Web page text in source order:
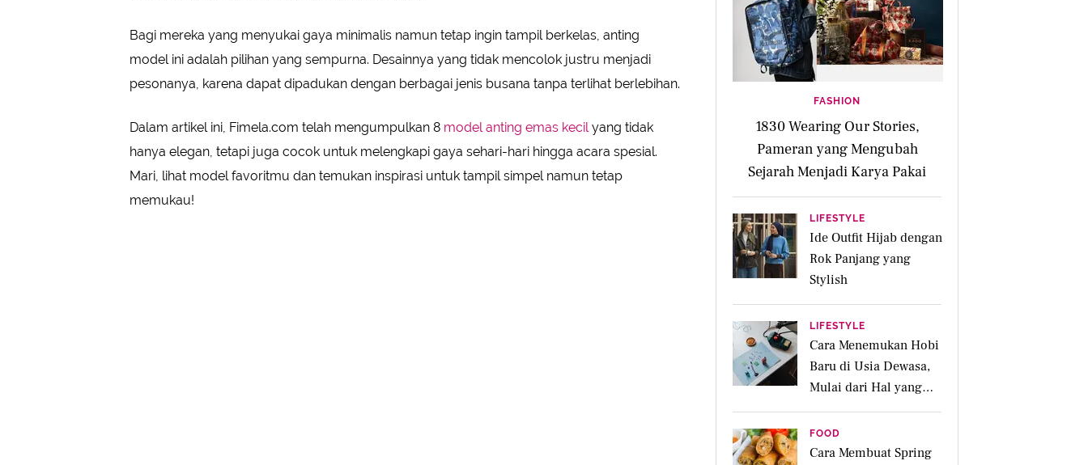
Bagi mereka yang menyukai gaya minimalis namun tetap ingin tampil berkelas, anting
model ini adalah pilihan yang sempurna. Desainnya yang tidak mencolok justru menjadi
pesonanya, karena dapat dipadukan dengan berbagai jenis busana tanpa terlihat berlebihan.
Dalam artikel ini, Fimela.com telah mengumpulkan 8 model anting emas kecil yang tidak
hanya elegan, tetapi juga cocok untuk melengkapi gaya sehari-hari hingga acara spesial.
Mari, lihat model favoritmu dan temukan inspirasi untuk tampil simpel namun tetap
memukau!
FASHION
1830 Wearing Our Stories,
Pameran yang Mengubah
Sejarah Menjadi Karya Pakai
LIFESTYLE
Ide Outfit Hijab dengan
Rok Panjang yang
Stylish
LIFESTYLE
Cara Menemukan Hobi
Baru di Usia Dewasa,
Mulai dari Hal yang
Disukai
FOOD
Cara Membuat Spring